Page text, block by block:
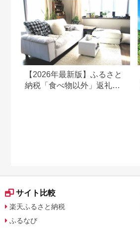
【2026年最新版】ふるさと
納税「食べ物以外」返礼品
サイト比較
楽天ふるさと納税
ふるなび